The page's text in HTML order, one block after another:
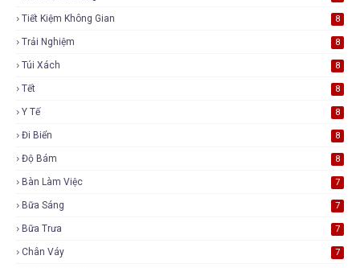
Tiết Kiệm Không Gian 8
Trải Nghiệm 8
Túi Xách 8
Tết 8
Y Tế 8
Đi Biển 8
Độ Bám 8
Bàn Làm Việc 7
Bữa Sáng 7
Bữa Trưa 7
Chân Váy 7